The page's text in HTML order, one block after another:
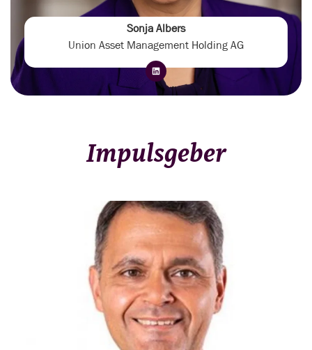
Sonja Albers
Union Asset Management Holding AG
Impulsgeber